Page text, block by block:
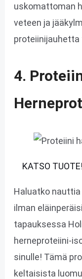
uskomattoman
veteen ja
proteiinijauhetta
4.
KATSO TUOTE!
Haluatko
ilman
tapauksessa
herneproteiini-
sinulle! Tämä
keltaisista